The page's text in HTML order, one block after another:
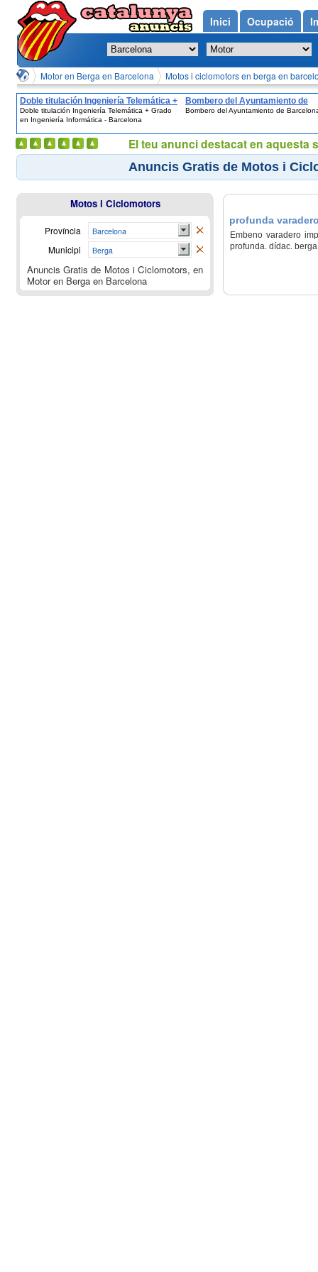
Motor en Berga en Barcelona Motos i ciclomotors en berga en
Doble titulación Ingeniería Telemática +
Grado en Ingeniería Informática -
Barcelona
Doble titulación Ingeniería Telemática + Grado
en Ingeniería Informática - Barcelona
Bombero del Ayuntamiento de
Barcelona
Bombero del Ayuntamiento de
Anuncis Gratis de Motos i
profunda
Embeno varadero
profunda. dídac.
Motos i Ciclomotors
Província Barcelona
Municipi Berga
Anuncis Gratis de Motos i Ciclomotors, en
Motor en Berga en Barcelona
Inici Ocupació
El teu anunci destacat en aquesta